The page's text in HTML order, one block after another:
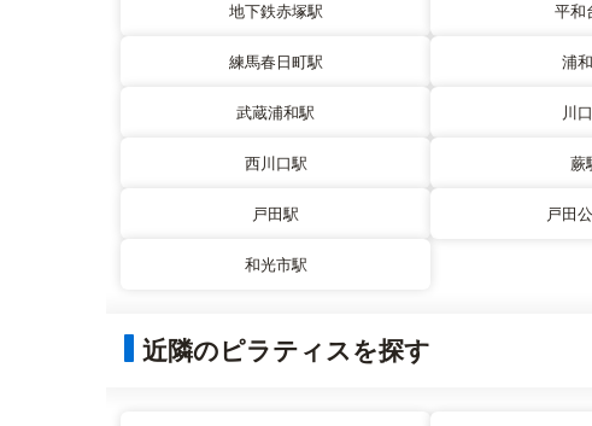
地下鉄赤塚駅 平和
練馬春日町駅 浦
武蔵浦和駅 川
西川口駅 蕨
戸田駅 戸田
和光市駅
近隣のピラティスを探す